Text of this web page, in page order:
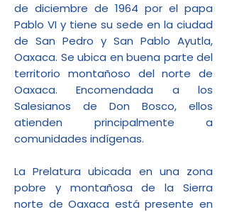
de diciembre de 1964 por el papa
Pablo VI y tiene su sede en la ciudad
de San Pedro y San Pablo Ayutla,
Oaxaca. Se ubica en buena parte del
territorio montañoso del norte de
Oaxaca. Encomendada a los
Salesianos de Don Bosco, ellos
atienden principalmente a
comunidades indígenas.
La Prelatura ubicada en una zona
pobre y montañosa de la Sierra
norte de Oaxaca está presente en